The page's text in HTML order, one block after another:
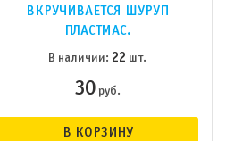
ВКРУЧИВАЕТСЯ ШУРУП
ПЛАСТМАС.
В наличии: 22 шт.
30 руб.
В КОРЗИНУ